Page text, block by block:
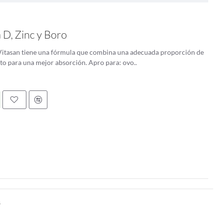
K1 incluyen el hígado, la carne y los productos lácteos. Sin
de origen vegetal.
K1, que puede contribuir a la ingesta general del cuerpo. Sin
dietéticas son cruciales.
ósea.
en la formación de coágulos sanguíneos. Cuando hay una lesión,
no puede producir suficientes factores de coagulación, lo que
la ingesta de vitamina K1, especialmente para personas que
Zinc y Boro
tiene una fórmula que combina una adecuada proporción de
para una mejor absorción. Apro para: ovo..